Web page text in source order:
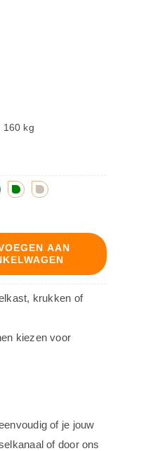
160 kg
AAN
krukken of
kiezen voor
of je jouw
of door ons